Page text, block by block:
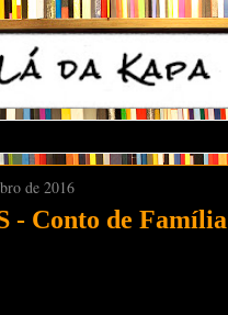
de 2016
- Conto de Família